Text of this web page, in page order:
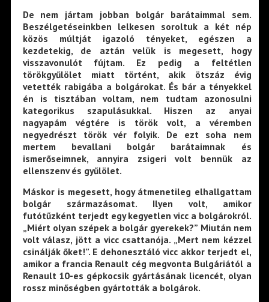
De nem jártam jobban bolgár barátaimmal sem.
Beszélgetéseinkben lelkesen soroltuk a két nép
közös múltját igazoló tényeket, egészen a
kezdetekig, de aztán velük is megesett, hogy
visszavonulót fújtam. Ez pedig a feltétlen
törökgyűlölet miatt történt, akik ötszáz évig
vetették rabigába a bolgárokat. És bár a tényekkel
én is tisztában voltam, nem tudtam azonosulni
kategorikus szapulásukkal. Hiszen az anyai
nagyapám végtére is török volt, a véremben
negyedrészt török vér folyik. De ezt soha nem
mertem bevallani bolgár barátaimnak és
ismerőseimnek, annyira zsigeri volt bennük az
ellenszenv és gyűlölet.
Máskor is megesett, hogy átmenetileg elhallgattam
bolgár származásomat. Ilyen volt, amikor
futótűzként terjedt egy kegyetlen vicc a bolgárokról.
„Miért olyan szépek a bolgár gyerekek?” Miután nem
volt válasz, jött a vicc csattanója. „Mert nem kézzel
csinálják őket!”. E dehonesztáló vicc akkor terjedt el,
amikor a francia Renault cég megvonta Bulgáriától a
Renault 10-es gépkocsik gyártásának licencét, olyan
rossz minőségben gyártották a bolgárok.